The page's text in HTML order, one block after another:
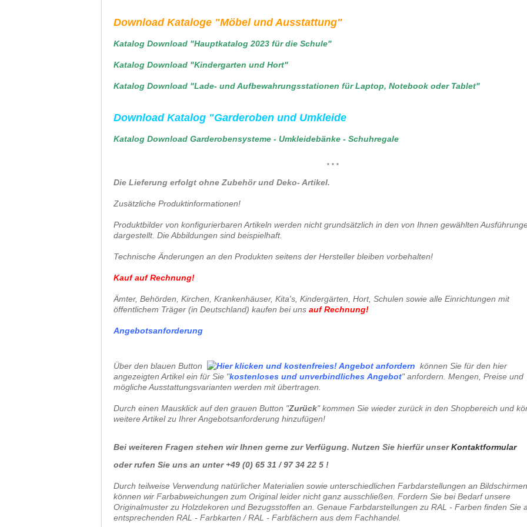
Download Kataloge "Möbel und Ausstattung"
Katalog Download "Hauptkatalog 2023 für die Schule"
Katalog Download "Kindergarten und Hort"
Katalog Download "Lade- und Aufbewahrungsstationen für Laptop, Notebook oder Tablet"
Download Katalog "Garderoben und Umkleide
Katalog Download Garderobensysteme - Umkleidebänke - Schuhregale
* * *
Die Lieferung erfolgt ohne Zubehör und Deko- Artikel.
Zusätzliche Produktinformationen!
Produktbilder von konfigurierbaren Artikeln werden nicht grundsätzlich in den von Ihnen gewählten
dargestellt. Die Abbildungen sind beispielhaft.
Technische Änderungen an den Produkten seitens der Hersteller bleiben vorbehalten!
Kauf auf Rechnung!
Ämter, Behörden, Kirchen, Krankenhäuser, Kita's, Kindergärten, Hort, Schulen sowie alle Einrichtungen mit
öffentlichem Träger (in Deutschland) kaufen bei uns auf Rechnung!
Angebotsanforderung
Über den blauen Button
können Sie für den hier
angezeigten Artikel ein für Sie "kostenloses und unverbindliches Angebot" anfordern. Mengen, Preise und
mögliche Ausstattungsvarianten werden mit übertragen.
Durch einen Mausklick auf den grauen Button "Zurück" kommen Sie wieder zurück in den Shopbereich und
weitere Artikel zu Ihrer Angebotsanforderung hinzufügen!
Bei weiteren Fragen stehen wir Ihnen gerne zur Verfügung. Nutzen Sie hierfür unserKontaktformular
oder rufen Sie uns an unter +49 (0) 65 31 / 97 34 22 5 !
Durch teilweise Verwendung natürlicher Materialien sowie unterschiedlichen Farbdarstellungen an Bildschirmen
können wir Farbabweichungen zum Original leider nicht ganz ausschließen. Fordern Sie bei Bedarf unsere
Originalmuster zu Holzdekoren und Bezugsstoffen an. Genaue Farbdarstellungen zu RAL - Farben finden Sie
entsprechenden RAL - Farbkarten / RAL - Farbfächern aus dem Fachhandel.